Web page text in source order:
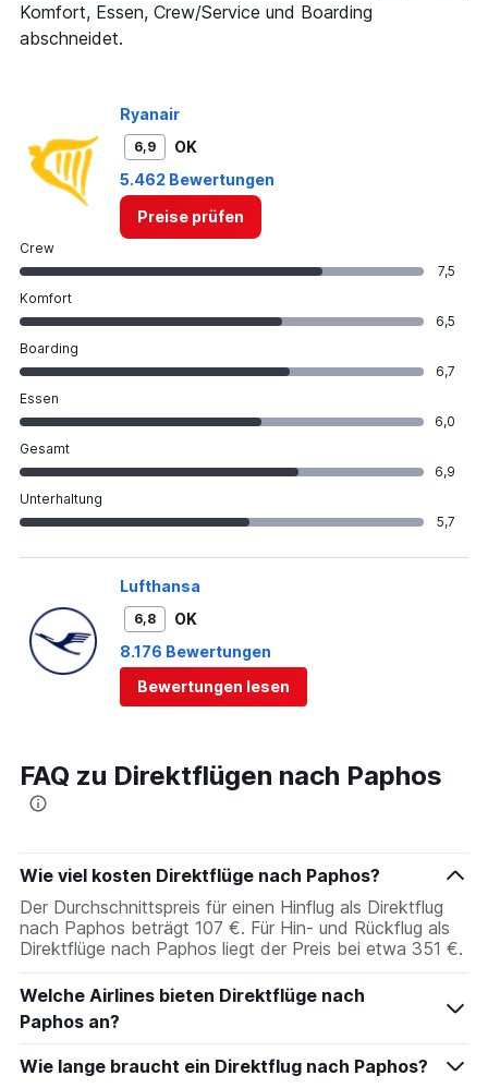
Komfort, Essen, Crew/Service und Boarding
abschneidet.
Ryanair
6,9
OK
5.462 Bewertungen
Preise prüfen
Crew
7,5
Komfort
6,5
Boarding
6,7
Essen
6,0
Gesamt
6,9
Unterhaltung
5,7
Lufthansa
6,8
OK
8.176 Bewertungen
Bewertungen lesen
FAQ zu Direktflügen nach Paphos
Wie viel kosten Direktflüge nach Paphos?
Der Durchschnittspreis für einen Hinflug als Direktflug
nach Paphos beträgt 107 €. Für Hin- und Rückflug als
Direktflüge nach Paphos liegt der Preis bei etwa 351 €.
Welche Airlines bieten Direktflüge nach
Paphos an?
Wie lange braucht ein Direktflug nach Paphos?